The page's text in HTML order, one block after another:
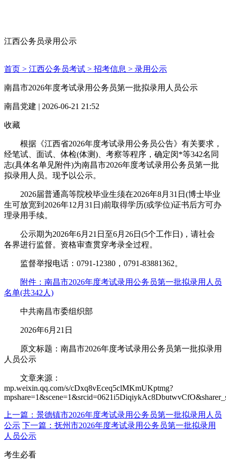
江西公务员录用公示
首页 > 江西公务员考试 > 招考信息 > 录用公示
南昌市2026年度考试录用公务员第一批拟录用人员公示
南昌党建 | 2026-06-21 21:52
收藏
根据《江西省2026年度考试录用公务员公告》有关要求，
经笔试、面试、体检(体测)、考察等程序，确定闵*等342名同
志(具体名单见附件)为南昌市2026年度考试录用公务员第一批
拟录用人员。现予以公示。
2026届普通高等院校毕业生须在2026年8月31日(博士毕业
生可放宽到2026年12月31日)前取得学历(或学位)证书后方可办
理录用手续。
公示期为2026年6月21日至6月26日(5个工作日)，请社会
各界进行监督。资格审查贯穿考录全过程。
监督举报电话：0791-12380，0791-83881362。
附件：南昌市2026年度考试录用公务员第一批拟录用人员
名单(共342人)
中共南昌市委组织部
2026年6月21日
原文标题：南昌市2026年度考试录用公务员第一批拟录用
人员公示
文章来源：
mp.weixin.qq.com/s/cDxq8vEceq5clMKmUKptmg?
上一篇：景德镇市2026年度考试录用公务员第一批拟录用人员
公示 下一篇：抚州市2026年度考试录用公务员第一批拟录用
人员公示
考生必看